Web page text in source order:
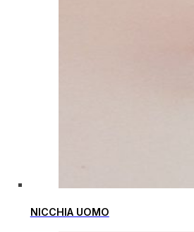
NICCHIA UOMO